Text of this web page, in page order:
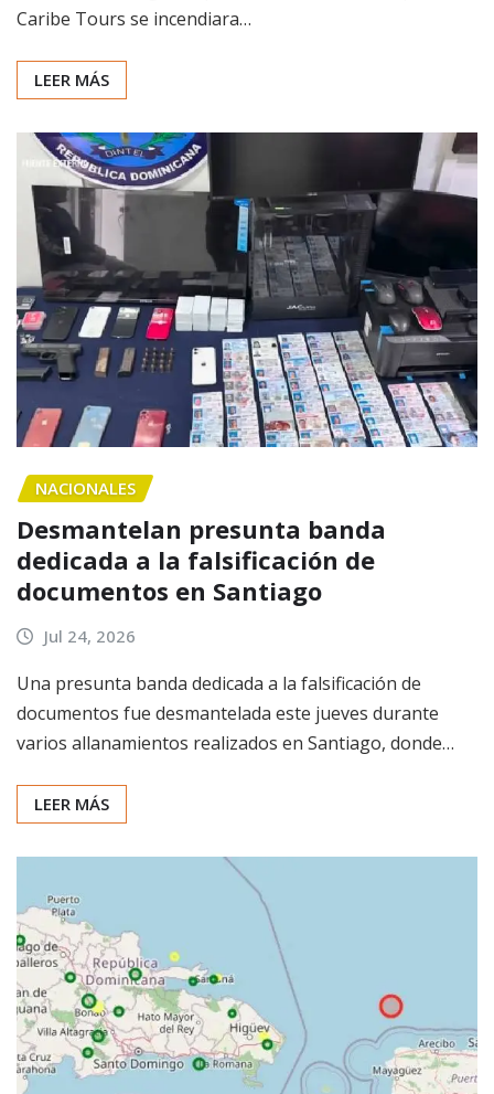
Caribe Tours se incendiara…
LEER MÁS
NACIONALES
Desmantelan presunta banda
dedicada a la falsificación de
documentos en Santiago
Jul 24, 2026
Una presunta banda dedicada a la falsificación de
documentos fue desmantelada este jueves durante
varios allanamientos realizados en Santiago, donde…
LEER MÁS